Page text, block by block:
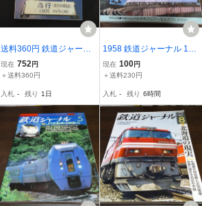
送料360円 鉄道ジャーナ
ル社 鉄道ジャーナル 12
’85 NO.190 特集 10系 軽
G
現在 752円
＋送料360円
入札 - 残り 1日
1958 鉄道ジャーナル 199
6年1月号 特集 新幹線接続
特急の現状（第一部）
現在 100円
＋送料230円
入札 - 残り 6時間